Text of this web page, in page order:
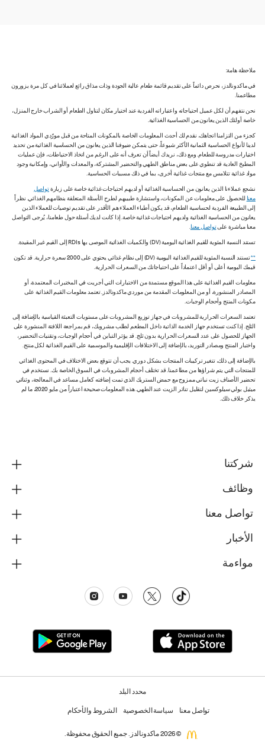
ملاحظة هامة:
في ماكدونالدز، نحرص دائماً على تقديم قائمة طعام عالية الجودة وذات مذاق رائع لعملائنا في كل مرة يزورون
مطاعمنا.
نحن نتفهم أن لكل عميل احتياجاته واعتباراته الفردية عند اختيار مكان لتناول الطعام أو الشراب خارج المنزل،
خاصة أولئك الذين يعانون من الحساسية الغذائية.
كجزء من التزامنا اتجاهك، نقدم لك أحدث المعلومات الخاصة بالمكونات المتاحة من قبل مورّدي المواد الغذائية
لدينا لأنواع الحساسية الثمانية الأكثر شيوعاً، حتى يتمكن ضيوفنا الذين يعانون من الحساسية الغذائية من تحديد
اختيارات مدروسة للطعام. ومع ذلك، نريدك أيضاً أن تعرف أنه على الرغم من اتخاذ الاحتياطات، فإن عمليات
المطبخ العادية قد تنطوي على بعض مناطق الطهي والتحضير المشتركة، والمعدات والأواني، وإمكانية وجود
مواد غذائية تتلامس مع منتجات غذائية أخرى، بما في ذلك مسببات الحساسية.
نشجع عملاءنا الذين يعانون من الحساسية الغذائية أو لديهم احتياجات غذائية خاصة على زيارةتواصل
معنا للحصول على معلومات عن المكونات، واستشارة طبيبهم لطرح الأسئلة المتعلقة بنظامهم الغذائي. نظراً
إلى الطبيعة الفردية لحساسية الطعام، قد يكون أطباء العملاء هم الأقدر على تقديم توصيات للعملاء الذين
يعانون من الحساسية الغذائية ولديهم احتياجات غذائية خاصة. إذا كانت لديك أسئلة حول طعامنا، يُرجى التواصل
معنا مباشرة علىتواصل معنا.
تستند النسبة المئوية للقيم الغذائية اليومية (DV) والكميات الغذائية الموصى بها RDIs إلى القيم غير المقيدة.
**
تستند النسبة المئوية للقيم الغذائية اليومية (DV) إلى نظام غذائي يحتوي على 2000 سعرة حرارية. قد تكون
قيمك اليومية أعلى أو أقل اعتماداً على احتياجاتك من السعرات الحرارية.
معلومات القيم الغذائية على هذا الموقع مستمدة من الاختبارات التي أجريت في المختبرات المعتمدة، أو
المصادر المنشورة، أو من المعلومات المقدمة من موردي ماكدونالدز. تعتمد معلومات القيم الغذائية على
مكونات المنتج وأحجام الوجبات.
تعتمد السعرات الحرارية للمشروبات في جهاز توزيع المشروبات على مستويات التعبئة القياسية بالإضافة إلى
الثلج. إذا كنت تستخدم جهاز الخدمة الذاتية داخل المطعم لطلب مشروبك، قم بمراجعة اللافتة المنشورة على
الجهاز للحصول على عدد السعرات الحرارية بدون ثلج. قد يؤثر التباين في أحجام الوجبات، وتقنيات التحضير،
واختبار المنتج ومصادر التوريد، بالإضافة إلى الاختلافات الإقليمية والموسمية على القيم الغذائية لكل منتج.
بالإضافة إلى ذلك، تتغير تركيبات المنتجات بشكل دوري. يجب أن تتوقع بعض الاختلاف في المحتوى الغذائي
للمنتجات التي يتم شراؤها من مطاعمنا. قد تختلف أحجام المشروبات في السوق الخاصة بك. نستخدم في
تحضير الأصناف زيت نباتي ممزوج مع حمض الستريك الذي تمت إضافته كعامل مساعد في المعالجة، وثنائي
ميثيل بولي سيلوكسين لتقليل تناثر الزيت عند الطهي. هذه المعلومات صحيحة اعتباراً من مايو 2020، ما لم
يذكر خلاف ذلك.
شركتنا
وظائف
تواصل معنا
الأخبار
مواءمة
محدد البلد
تواصل معنا سياسة الخصوصية الشروط والأحكام
© 2026 ماكدونالدز. جميع الحقوق محفوظة.